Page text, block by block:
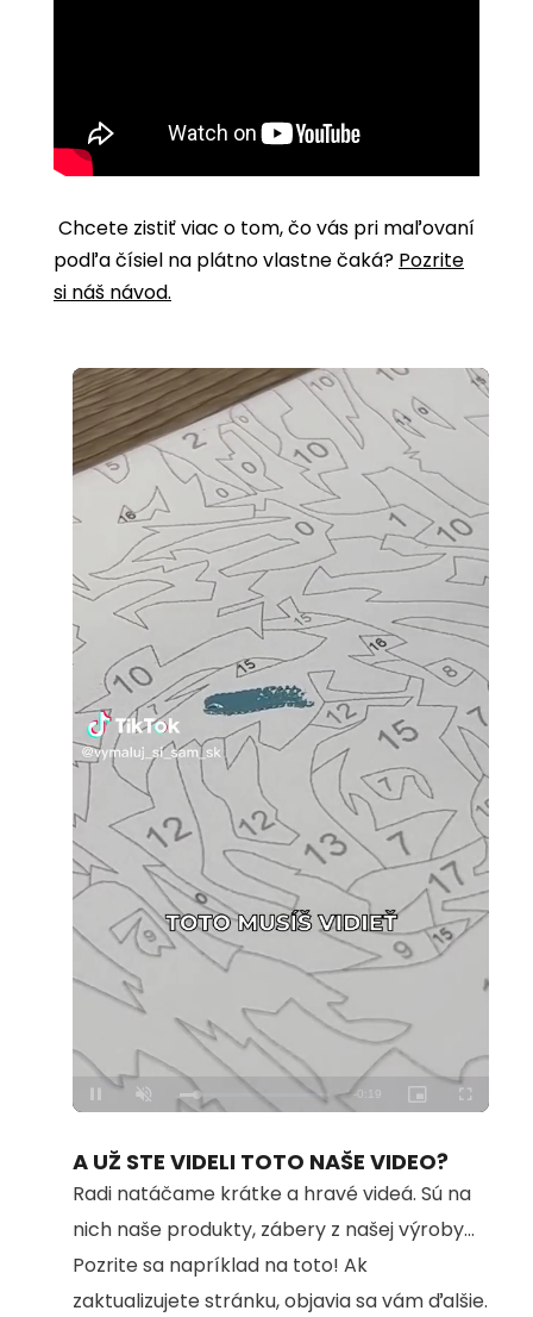
Chcete zistiť viac o tom, čo vás pri maľovaní
podľa čísiel na plátno vlastne čaká? Pozrite
si náš návod.
Unmute Loaded
100.00%
A UŽ STE VIDELI TOTO NAŠE VIDEO?
Radi natáčame krátke a hravé videá. Sú na
nich naše produkty, zábery z našej výroby...
Pozrite sa napríklad na toto! Ak
zaktualizujete stránku, objavia sa vám ďalšie.